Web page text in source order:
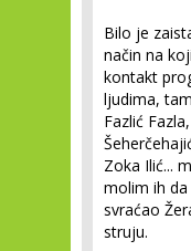
Bilo je
način na
kontakt
ljudima,
Fazlić
Zoka Ilić...
molim ih da
svraćao
struju.